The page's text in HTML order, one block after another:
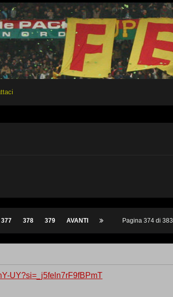
377 378 379 AVANTI Pagina 374 di 383
UY?si=_j5feln7rF9fBPmT